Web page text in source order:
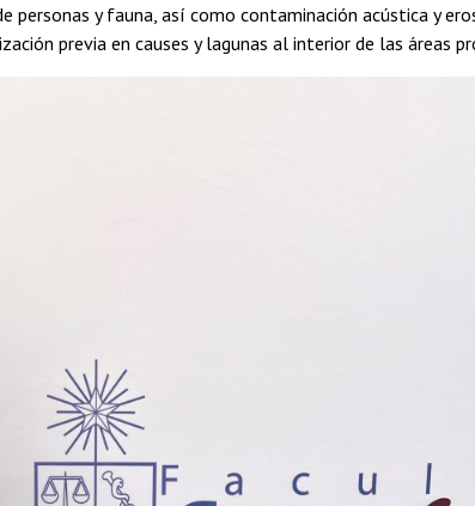
y fauna, así como contaminación acústica y
previa en causes y lagunas al interior de las áreas